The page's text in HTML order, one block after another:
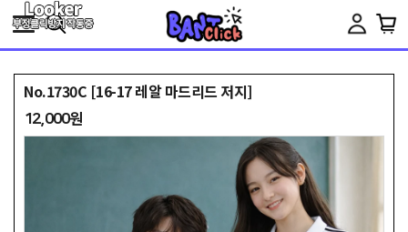
Toggle
No.1730C [16-17 레알 마드리드 저지]
12,000원